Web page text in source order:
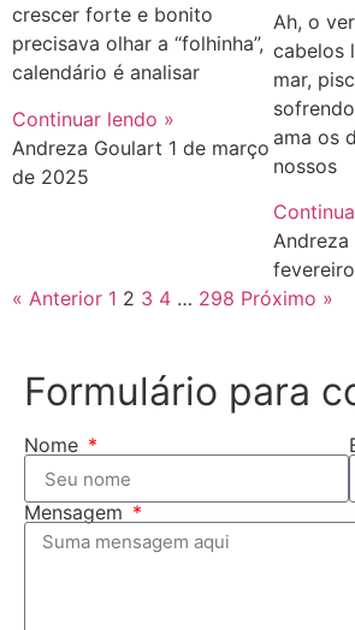
crescer forte e bonito
precisava olhar a “folhinha”,
calendário é analisar
Continuar lendo »
Andreza Goulart 1 de março
de 2025
Ah, o
cabelos
mar,
ama os
nossos
« Anterior 1 2 3 4 … 298 Próximo »
Formulário para
Nome
Mensagem